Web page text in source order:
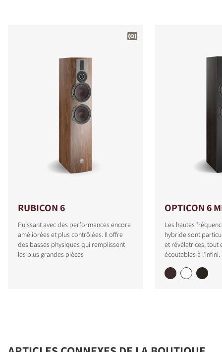
RUBICON 6
Puissant avec des performances encore
améliorées et plus contrôlées. Il offre
des basses physiques qui remplissent
les plus grandes pièces
OPTICON 6
Les hautes
hybride sont
et révélatrices, tout
écoutables à l’infini.